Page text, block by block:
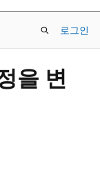
로그인
을 변